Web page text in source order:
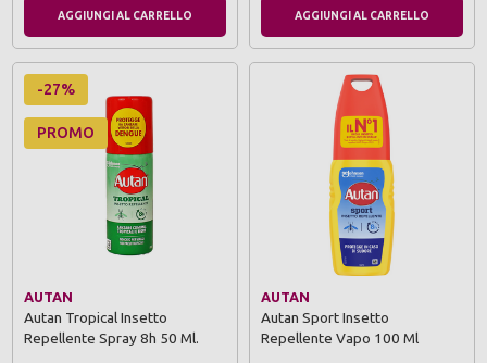
AGGIUNGI AL CARRELLO AGGIUNGI AL CARRELLO
-27%
PROMO
AUTAN
Autan Tropical Insetto
Repellente Spray 8h 50 Ml.
AUTAN
Autan Sport Insetto
Repellente Vapo 100 Ml